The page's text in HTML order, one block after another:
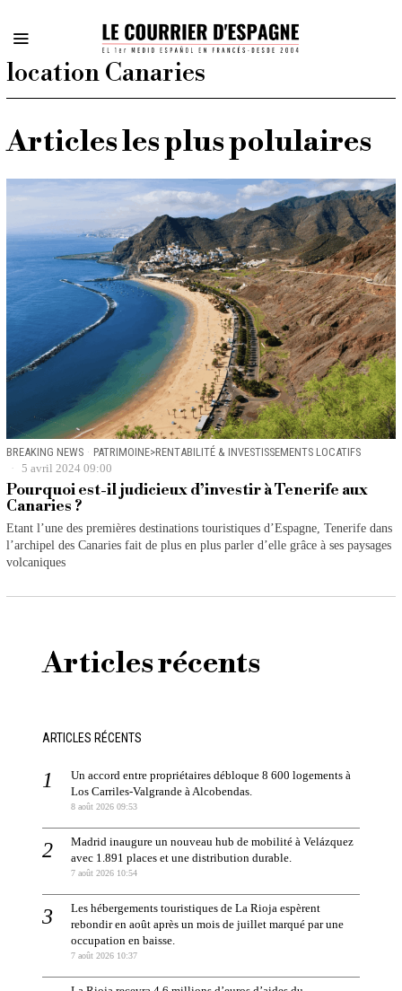
location Canaries
Articles les plus polulaires
BREAKING NEWS · PATRIMOINE>RENTABILITÉ & INVESTISSEMENTS LOCATIFS
5 avril 2024 09:00
Pourquoi est-il judicieux d’investir à Tenerife aux
Canaries ?
Etant l’une des premières destinations touristiques d’Espagne, Tenerife dans
l’archipel des Canaries fait de plus en plus parler d’elle grâce à ses paysages
volcaniques
Articles récents
ARTICLES RÉCENTS
Un accord entre propriétaires débloque 8 600 logements à
Los Carriles-Valgrande à Alcobendas.
8 août 2026 09:53
Madrid inaugure un nouveau hub de mobilité à Velázquez
avec 1.891 places et une distribution durable.
7 août 2026 10:54
Les hébergements touristiques de La Rioja espèrent
rebondir en août après un mois de juillet marqué par une
occupation en baisse.
7 août 2026 10:37